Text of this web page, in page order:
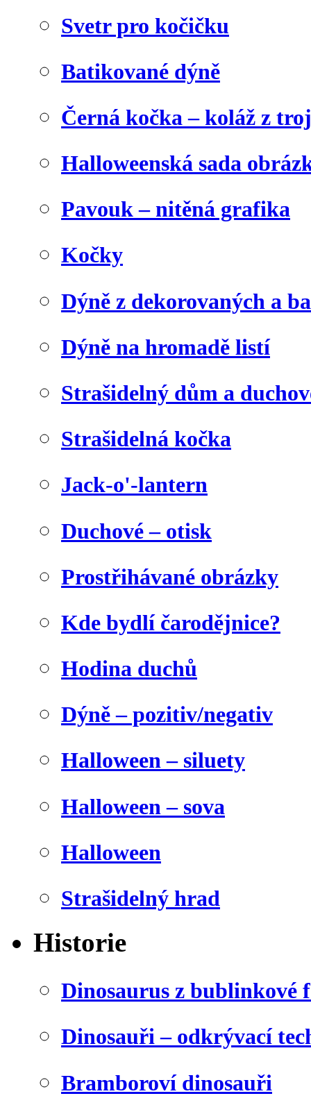
Svetr pro kočičku
Batikované dýně
Černá kočka – koláž z
Halloweenská sada
Pavouk – nitěná grafika
Kočky
Dýně z dekorovaných a
Dýně na hromadě listí
Strašidelný dům a
Strašidelná kočka
Jack-o'-lantern
Duchové – otisk
Prostřihávané obrázky
Kde bydlí čarodějnice?
Hodina duchů
Dýně – pozitiv/negativ
Halloween – siluety
Halloween – sova
Halloween
Strašidelný hrad
Historie
Dinosaurus z bublinkové
Dinosauři – odkrývací
Bramboroví dinosauři